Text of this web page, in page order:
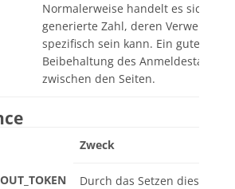
Normalerweise handelt es sich um
generierte Zahl, deren
spezifisch sein kann. Ein gutes
Beibehaltung des Anmeldestatus
zwischen den Seiten.
Zweck
Durch das Setzen dieses